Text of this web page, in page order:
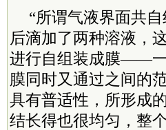
“所谓气液界面共
后滴加了两种溶液，
进行自组装成膜——一
膜同时又通过之间的
具有普适性，所形成
结长得也很均匀，整